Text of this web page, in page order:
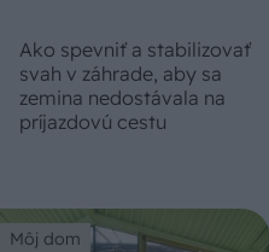
Ako spevniť a stabilizovať
svah v záhrade, aby sa
zemina nedostávala na
príjazdovú cestu
Môj dom